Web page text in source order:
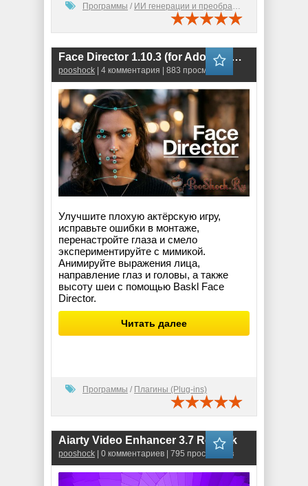
Программы / ИИ генерации и преобразования
Face Director 1.10.3 (for Adobe + OFX)
pooshock | 4 комментария | 883 просмотров
Улучшите плохую актёрскую игру,
исправьте ошибки в монтаже,
перенастройте глаза и смело
экспериментируйте с мимикой.
Анимируйте выражения лица,
направление глаз и головы, а также
высоту шеи с помощью Baskl Face
Director.
Читать далее
Программы / Плагины (Plug-ins)
Aiarty Video Enhancer 3.7 RePack
pooshock | 0 комментариев | 795 просмотров